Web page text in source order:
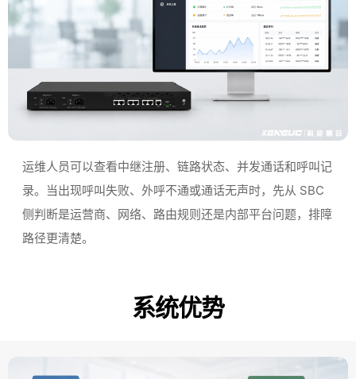
运维人员可以查看中继注册、链路状态、并发通话和呼叫记
录。当出现呼叫失败、外呼不通或通话无声时，先从 SBC
侧判断是运营商、网络、路由规则还是内部平台问题，排障
路径更清楚。
系统优势